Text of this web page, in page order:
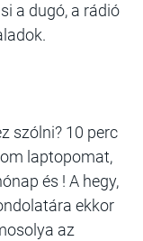
a dugó, a rádió
szólni? 10 perc
laptopomat,
és ! A hegy,
ekkor
az